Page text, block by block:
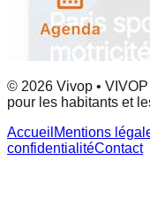
© 2026 Vivop •
pour les habitants et
Accueil Mentions
confidentialitéContact